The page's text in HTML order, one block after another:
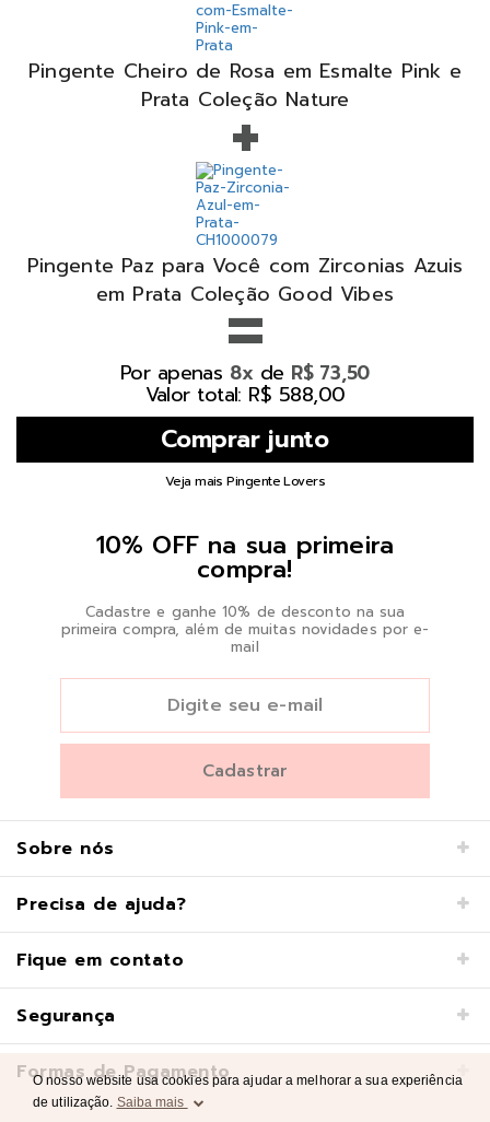
Pingente Cheiro de Rosa em Esmalte Pink e
Prata Coleção Nature
+
Pingente Paz para Você com Zirconias Azuis
em Prata Coleção Good Vibes
=
Por apenas 8x de R$ 73,50
Valor total: R$ 588,00
Veja mais Pingente Lovers
10% OFF na sua primeira
compra!
Cadastre e ganhe 10% de desconto na sua
primeira compra, além de muitas novidades por e-
mail
Sobre nós
Precisa de ajuda?
Fique em contato
Segurança
Formas de Pagamento
O nosso website usa cookies para ajudar a melhorar a sua experiência
de utilização. Saiba mais